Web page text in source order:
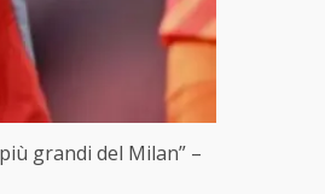
grandi del Milan” –